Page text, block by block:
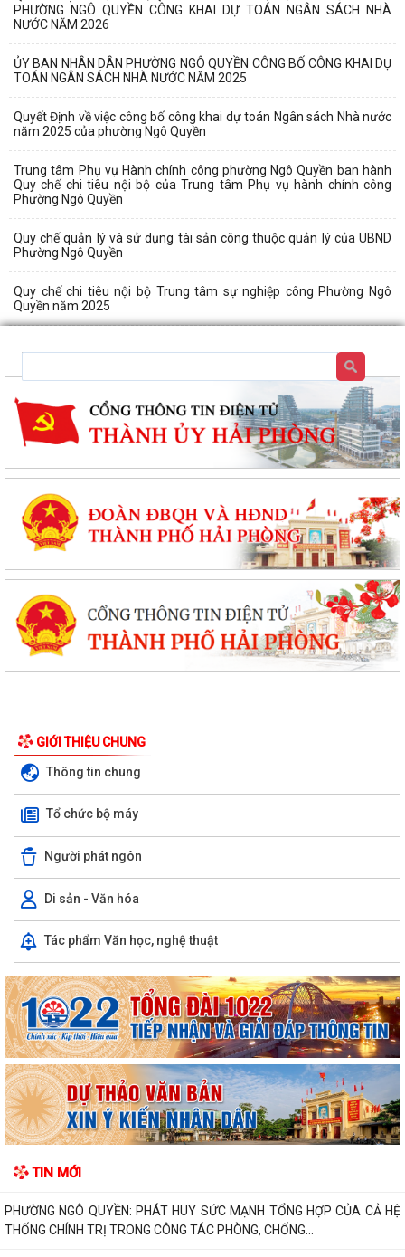
PHƯỜNG NGÔ QUYỀN CÔNG KHAI DỰ TOÁN NGÂN SÁCH NHÀ
NƯỚC NĂM 2026
ỦY BAN NHÂN DÂN PHƯỜNG NGÔ QUYỀN CÔNG BỐ CÔNG KHAI DỤ
TOÁN NGÂN SÁCH NHÀ NƯỚC NĂM 2025
Quyết Định về việc công bố công khai dự toán Ngân sách Nhà nước
năm 2025 của phường Ngô Quyền
Trung tâm Phụ vụ Hành chính công phường Ngô Quyền ban hành
Quy chế chi tiêu nội bộ của Trung tâm Phụ vụ hành chính công
Phường Ngô Quyền
Quy chế quản lý và sử dụng tài sản công thuộc quản lý của UBND
Phường Ngô Quyền
Quy chế chi tiêu nội bộ Trung tâm sự nghiệp công Phường Ngô
Quyền năm 2025
GIỚI THIỆU CHUNG
Thông tin chung
Tổ chức bộ máy
Người phát ngôn
Di sản - Văn hóa
Tác phẩm Văn học, nghệ thuật
TIN MỚI
PHƯỜNG NGÔ QUYỀN THÔNG TIN VỀ VỤ CHÁY TẠI ĐƯỜNG TRẦN
KHÁNH DƯ
DANH SÁCH ĐĂNG KÝ KINH DOANH THÁNG 7/2026
Phường Ngô Quyền trao tặng sách giáo khoa, đồng phục cho 307 học
sinh có hoàn cảnh khó khăn trước...
Phường Ngô Quyền đẩy mạnh công tác phòng, chống ma túy và nhân
rộng các mô hình an ninh trật tự tại...
THƯ CẢM ƠN – NIỀM TIN CỦA NHÂN DÂN DÀNH CHO CHÍNH QUYỀN
PHƯỜNG NGÔ QUYỀN: PHÁT HUY SỨC MẠNH TỔNG HỢP CỦA CẢ HỆ
THỐNG CHÍNH TRỊ TRONG CÔNG TÁC PHÒNG, CHỐNG...